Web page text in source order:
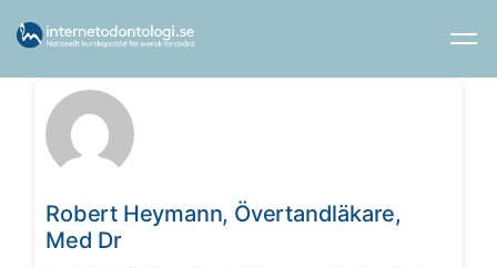
Robert Heymann, Övertandläkare,
Med Dr